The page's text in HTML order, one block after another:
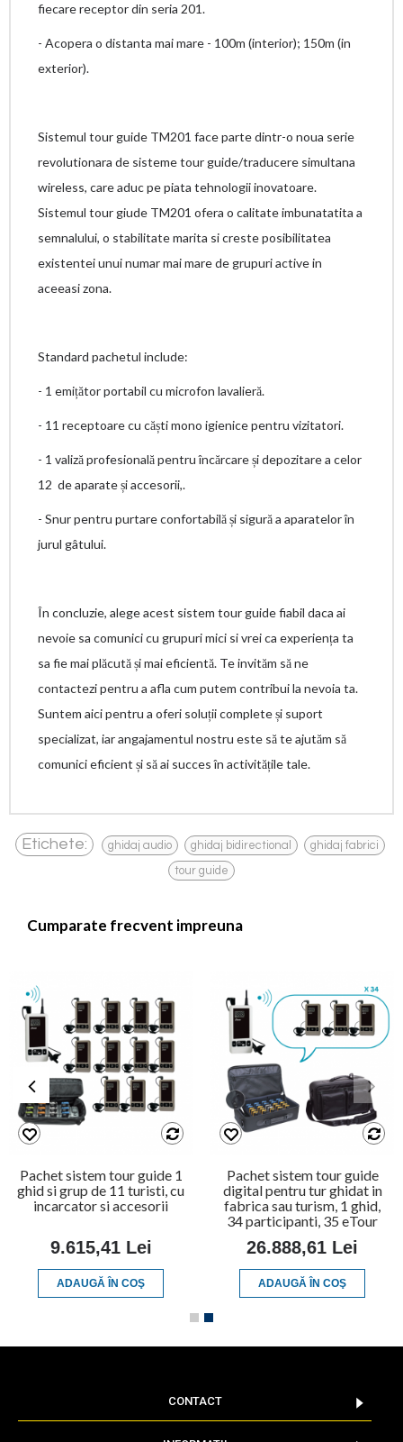
fiecare receptor din seria 201.
- Acopera o distanta mai mare - 100m (interior); 150m (in
exterior).
Sistemul tour guide TM201 face parte dintr-o noua serie
revolutionara de sisteme tour guide/traducere simultana
wireless, care aduc pe piata tehnologii inovatoare.
Sistemul tour giude TM201 ofera o calitate imbunatatita a
semnalului, o stabilitate marita si creste posibilitatea
existentei unui numar mai mare de grupuri active in
aceeasi zona.
Standard pachetul include:
- 1 emițător portabil cu microfon lavalieră.
- 11 receptoare cu căști mono igienice pentru vizitatori.
- 1 valiză profesională pentru încărcare și depozitare a celor
12 de aparate și accesorii,.
- Snur pentru purtare confortabilă și sigură a aparatelor în
jurul gâtului.
În concluzie, alege acest sistem tour guide fiabil daca ai
nevoie sa comunici cu grupuri mici si vrei ca experiența ta
sa fie mai plăcută și mai eficientă. Te invităm să ne
contactezi pentru a afla cum putem contribui la nevoia ta.
Suntem aici pentru a oferi soluții complete și suport
specializat, iar angajamentul nostru este să te ajutăm să
comunici eficient și să ai succes în activitățile tale.
Etichete: ghidaj audio ghidaj bidirectional ghidaj fabrici
tour guide
Cumparate frecvent impreuna
Pachet sistem tour guide 1
ghid si grup de 11 turisti, cu
incarcator si accesorii
9.615,41 Lei
ADAUGĂ ÎN COŞ
Pachet sistem tour guide
digital pentru tur ghidat in
fabrica sau turism, 1 ghid,
34 participanti, 35 eTour
26.888,61 Lei
ADAUGĂ ÎN COŞ
CONTACT